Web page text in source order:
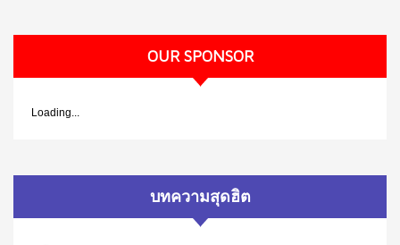
OUR SPONSOR
Loading...
บทความสุดฮิต